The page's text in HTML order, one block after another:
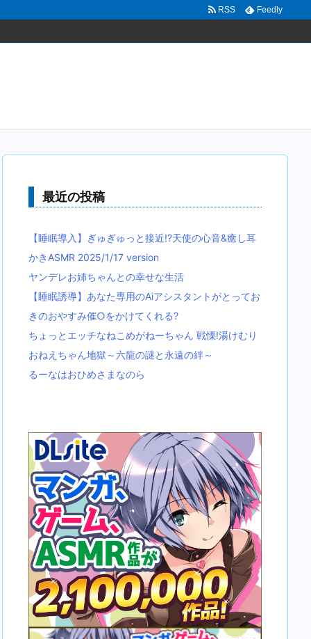
RSS Feedly
最近の投稿
【睡眠導入】ぎゅぎゅっと接近!?天使の心音&癒し耳
かきASMR 2025/1/17 version
ヤンデレお姉ちゃんとの幸せな生活
【睡眠誘導】あなた専用のAiアシスタントがとってお
きのおやすみ催○をかけてくれる?
ちょっとエッチなねこめがねーちゃん 戦慄!湯けむり
おねえちゃん地獄～六龍の謎と永遠の絆～
るーなはおひめさまなのら